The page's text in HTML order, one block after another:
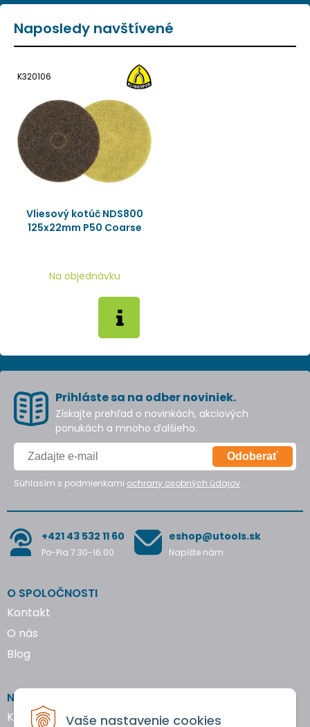
Vaše nastavenie cookies
Naposledy navštívené
K320106
Vliesový kotúč NDS800
125x22mm P50 Coarse
Na objednávku
Prihláste sa na odber noviniek.
Získajte prehľad o novinkách, akciových
ponukách a mnoho ďalšieho.
Odoberať
Súhlasím s podmienkami ochrany osobných údajov.
+421 43 532 11 60
Po-Pia 7:30-16:00
eshop@utools.sk
Napíšte nám
O SPOLOČNOSTI
Kontakt
O nás
Blog
NAKUPOVANIE
Katalógy náradia